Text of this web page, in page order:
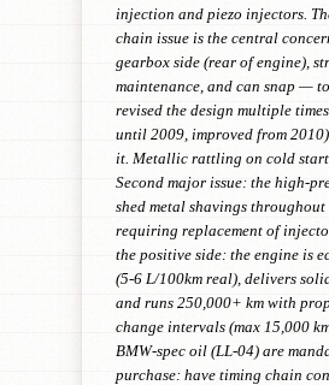
injection and piezo injectors.
chain issue is the central
gearbox side (rear of engine),
maintenance, and can snap —
revised the design multiple
until 2009, improved from
it. Metallic rattling on cold start
Second major issue: the high-
shed metal shavings
requiring replacement of
the positive side: the engine is
(5-6 L/100km real), delivers
and runs 250,000+ km with
change intervals (max 15,000
BMW-spec oil (LL-04) are
purchase: have timing chain